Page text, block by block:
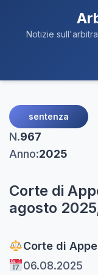
Notizie
sentenza
N.967
Anno:2025
Corte di
agosto
Corte di
06.08.2025